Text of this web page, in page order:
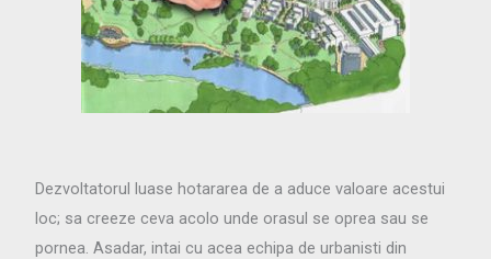
Dezvoltatorul luase hotararea de a aduce valoare acestui
loc; sa creeze ceva acolo unde orasul se oprea sau se
pornea. Asadar, intai cu acea echipa de urbanisti din